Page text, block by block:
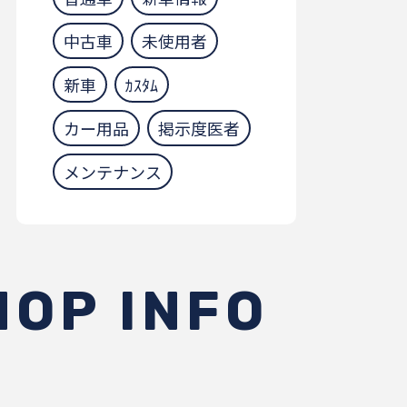
中古車
未使用者
新車
ｶｽﾀﾑ
カー用品
掲示度医者
メンテナンス
INFO